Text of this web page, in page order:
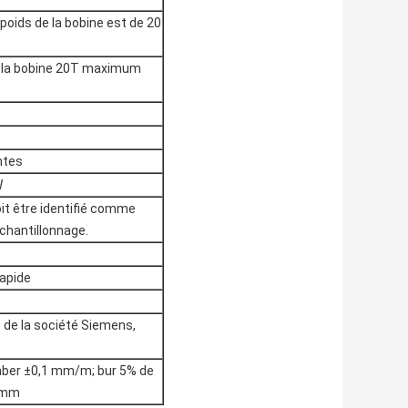
de la bobine est de 20
bobine 20T maximum
être identifié comme
la société Siemens,
±0,1 mm/m; bur 5% de